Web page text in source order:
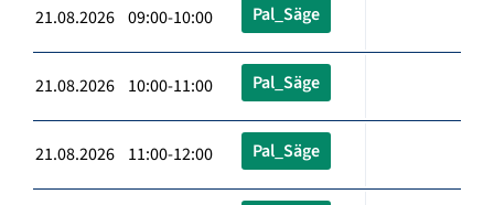
21.08.2026 09:00-10:00 Pal_Säge
21.08.2026 10:00-11:00 Pal_Säge
21.08.2026 11:00-12:00 Pal_Säge